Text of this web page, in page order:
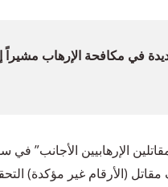
في مكافحة الإرهاب مشيراً
الإرهابيين الأجانب”
أنّه من أصل حوالي 40 ألف مقاتل (الأرقام